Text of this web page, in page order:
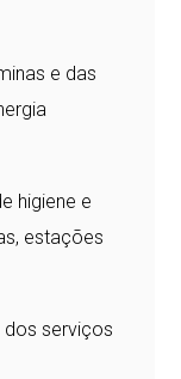
e das
higiene e
estações
serviços